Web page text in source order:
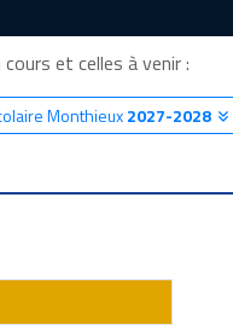
et celles à venir :
Monthieux2027-2028